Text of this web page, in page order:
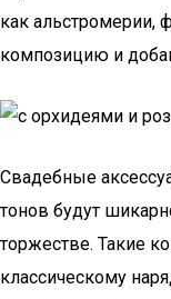
как альстромерии,
композицию и
Свадебные
тонов будут
торжестве. Такие
классическому